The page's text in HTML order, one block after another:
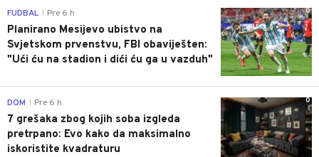
0
FUDBAL Pre 6 h
Planirano Mesijevo ubistvo na
Svjetskom prvenstvu, FBI obaviješten:
"Ući ću na stadion i dići ću ga u vazduh"
0
DOM Pre 6 h
7 grešaka zbog kojih soba izgleda
pretrpano: Evo kako da maksimalno
iskoristite kvadraturu